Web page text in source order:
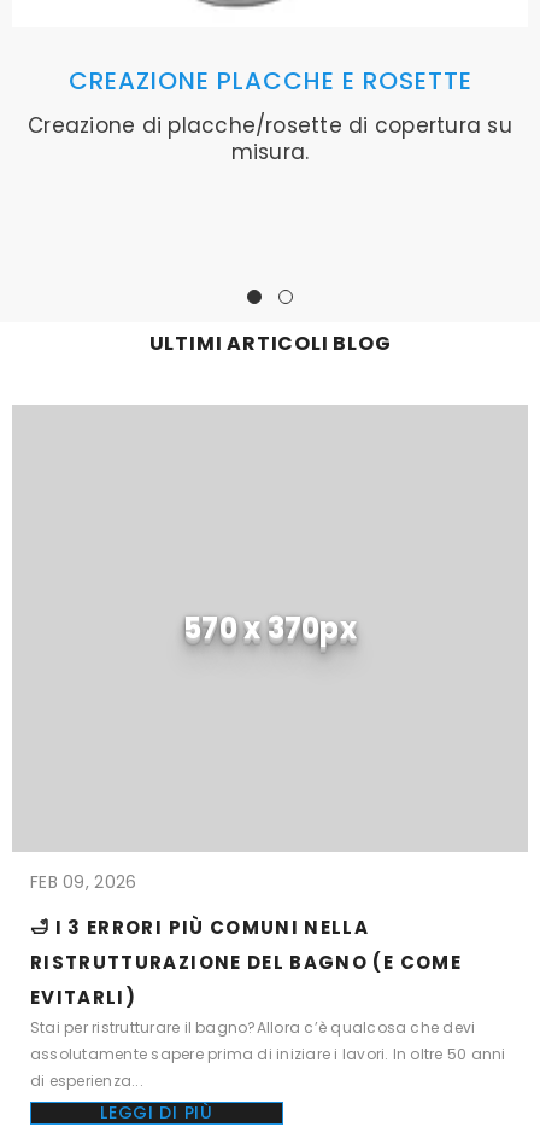
CREAZIONE PLACCHE E ROSETTE
Creazione di placche/rosette di copertura su
misura.
ULTIMI ARTICOLI BLOG
570 x 370px
FEB 09, 2026
🛁 I 3 ERRORI PIÙ COMUNI NELLA
RISTRUTTURAZIONE DEL BAGNO (E COME
EVITARLI)
Stai per ristrutturare il bagno?Allora c’è qualcosa che devi
assolutamente sapere prima di iniziare i lavori. In oltre 50 anni
di esperienza...
LEGGI DI PIÙ